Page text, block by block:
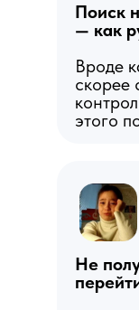
Поиск
— как
Вроде
скорее
этого
Не